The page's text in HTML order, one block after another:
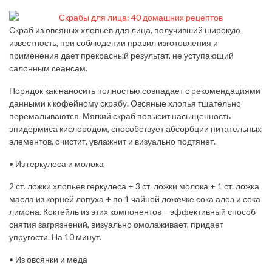
Скраб из овсяных хлопьев для лица, получивший широкую
известность, при соблюдении правил изготовления и
применения дает прекрасный результат, не уступающий
салонным сеансам.
Порядок как наносить полностью совпадает с рекомендациями
данными к кофейному скрабу. Овсяные хлопья тщательно
перемалываются. Мягкий скраб повысит насыщенность
эпидермиса кислородом, способствует абсорбции питательных
элементов, очистит, увлажнит и визуально подтянет.
• Из геркулеса и молока
2 ст. ложки хлопьев геркулеса + 3 ст. ложки молока + 1 ст. ложка
масла из корней лопуха + по 1 чайной ложечке сока алоэ и сока
лимона. Коктейль из этих компонентов – эффективный способ
снятия загрязнений, визуально омолаживает, придает
упругости. На 10 минут.
• Из овсянки и меда